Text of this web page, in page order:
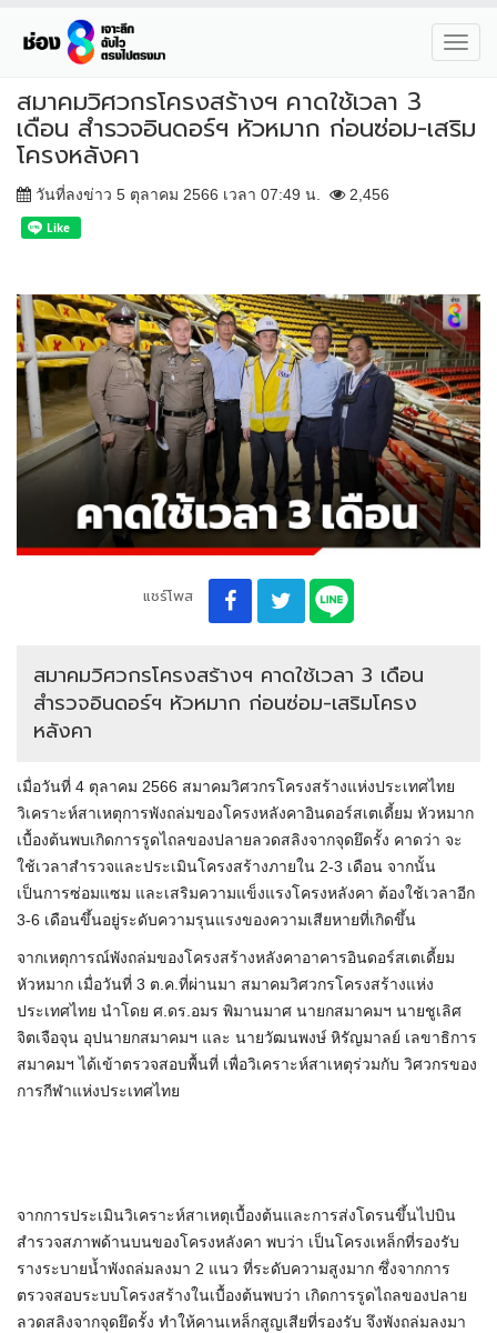
สมาคมวิศวกรโครงสร้างฯ คาดใช้เวลา 3
เดือน สำรวจอินดอร์ฯ หัวหมาก ก่อนซ่อม-เสริม
โครงหลังคา
วันที่ลงข่าว 5 ตุลาคม 2566 เวลา 07:49 น. 2,456
แชร์โพส
สมาคมวิศวกรโครงสร้างฯ คาดใช้เวลา 3 เดือน
สำรวจอินดอร์ฯ หัวหมาก ก่อนซ่อม-เสริมโครง
หลังคา
เมื่อวันที่ 4 ตุลาคม 2566 สมาคมวิศวกรโครงสร้างแห่งประเทศไทย
วิเคราะห์สาเหตุการพังถล่มของโครงหลังคาอินดอร์สเตเดี้ยม หัวหมาก
เบื้องต้นพบเกิดการรูดไถลของปลายลวดสลิงจากจุดยึดรั้ง คาดว่า จะ
ใช้เวลาสำรวจและประเมินโครงสร้างภายใน 2-3 เดือน จากนั้น
เป็นการซ่อมแซม และเสริมความแข็งแรงโครงหลังคา ต้องใช้เวลาอีก
3-6 เดือนขึ้นอยู่ระดับความรุนแรงของความเสียหายที่เกิดขึ้น
จากเหตุการณ์พังถล่มของโครงสร้างหลังคาอาคารอินดอร์สเตเดี้ยม
หัวหมาก เมื่อวันที่ 3 ต.ค.ที่ผ่านมา สมาคมวิศวกรโครงสร้างแห่ง
ประเทศไทย นำโดย ศ.ดร.อมร พิมานมาศ นายกสมาคมฯ นายชูเลิศ
จิตเจือจุน อุปนายกสมาคมฯ และ นายวัฒนพงษ์ หิรัญมาลย์ เลขาธิการ
สมาคมฯ ได้เข้าตรวจสอบพื้นที่ เพื่อวิเคราะห์สาเหตุร่วมกับ วิศวกรของ
การกีฬาแห่งประเทศไทย
จากการประเมินวิเคราะห์สาเหตุเบื้องต้นและการส่งโดรนขึ้นไปบิน
สำรวจสภาพด้านบนของโครงหลังคา พบว่า เป็นโครงเหล็กที่รองรับ
รางระบายน้ำพังถล่มลงมา 2 แนว ที่ระดับความสูงมาก ซึ่งจากการ
ตรวจสอบระบบโครงสร้างในเบื้องต้นพบว่า เกิดการรูดไถลของปลาย
ลวดสลิงจากจุดยึดรั้ง ทำให้คานเหล็กสูญเสียที่รองรับ จึงพังถล่มลงมา